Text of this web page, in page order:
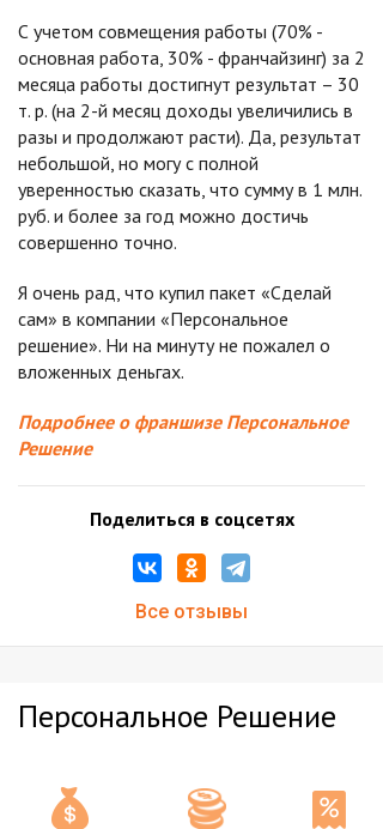
С учетом совмещения работы (70% -
основная работа, 30% - франчайзинг) за 2
месяца работы достигнут результат – 30
т. р. (на 2-й месяц доходы увеличились в
разы и продолжают расти). Да, результат
небольшой, но могу с полной
уверенностью сказать, что сумму в 1 млн.
руб. и более за год можно достичь
совершенно точно.
Я очень рад, что купил пакет «Сделай
сам» в компании «Персональное
решение». Ни на минуту не пожалел о
вложенных деньгах.
Подробнее о франшизе Персональное
Решение
Поделиться в соцсетях
Все отзывы
Персональное Решение